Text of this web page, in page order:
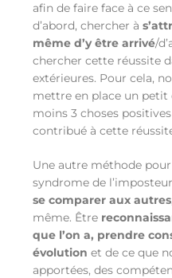
afin de faire face à ce
d’abord, chercher à
même d’y être arrivé/
chercher cette réussite
extérieures. Pour cela,
mettre en place un petit
moins 3 choses
contribué à cette
Une autre méthode
syndrome de
se comparer aux autres
même. Être
que l’on a, prendre
évolution et de ce que
apportées, des